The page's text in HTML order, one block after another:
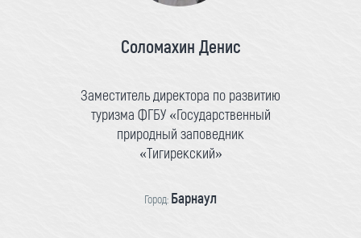
Соломахин Денис
Заместитель директора по развитию
туризма ФГБУ «Государственный
природный заповедник
«Тигирекский»
Город: Барнаул